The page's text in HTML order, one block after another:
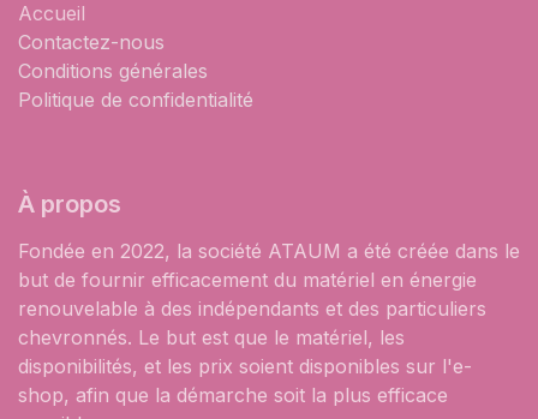
Accueil
Contactez-nous
Conditions générales
Politique de confidentialité
À propos
Fondée en 2022, la société ATAUM a été créée dans le
but de fournir efficacement du matériel en énergie
renouvelable à des indépendants et des particuliers
chevronnés. Le but est que le matériel, les
disponibilités, et les prix soient disponibles sur l'e-
shop, afin que la démarche soit la plus efficace